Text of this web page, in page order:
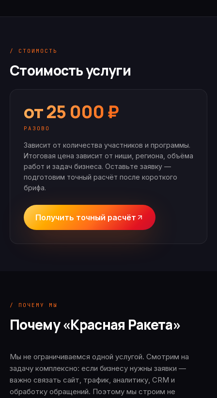
/ СТОИМОСТЬ
Стоимость услуги
от 25 000 ₽
РАЗОВО
Зависит от количества участников и программы.
Итоговая цена зависит от ниши, региона, объёма
работ и задач бизнеса. Оставьте заявку —
подготовим точный расчёт после короткого
брифа.
Получить точный расчёт
/ ПОЧЕМУ МЫ
Почему «Красная Ракета»
Мы не ограничиваемся одной услугой. Смотрим на
задачу комплексно: если бизнесу нужны заявки —
важно связать сайт, трафик, аналитику, CRM и
обработку обращений. Поэтому мы строим не